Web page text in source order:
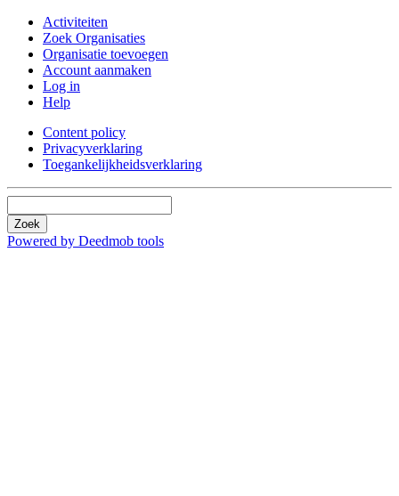
Activiteiten
Zoek Organisaties
Organisatie toevoegen
Account aanmaken
Log in
Help
Content policy
Privacyverklaring
Toegankelijkheidsverklaring
Zoek
Powered by Deedmob tools